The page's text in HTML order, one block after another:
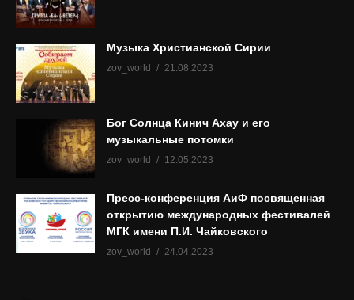
Музыка Христианской Сирии
zov_world 21.08.2023
Бог Солнца Кинич Ахау и его
музыкальные потомки
zov_world 12.05.2023
Пресс-конференция АиФ посвященная
открытию международных фестивалей
МГК имени П.И. Чайковского
zov_world 24.04.2023